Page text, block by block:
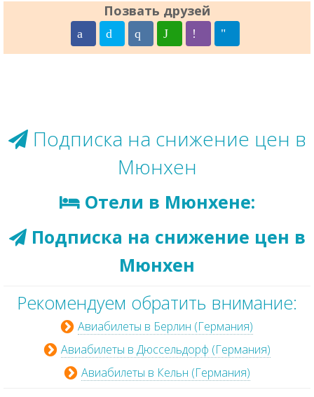
Позвать друзей
Подписка на снижение цен в
Мюнхен
Отели в Мюнхене:
Подписка на снижение цен в
Мюнхен
Рекомендуем обратить внимание:
Авиабилеты в Берлин (Германия)
Авиабилеты в Дюссельдорф (Германия)
Авиабилеты в Кельн (Германия)